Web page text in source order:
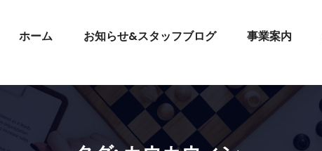
ホーム お知らせ&スタッフブログ 事業案内